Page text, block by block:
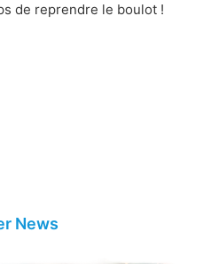
de reprendre le boulot !
News